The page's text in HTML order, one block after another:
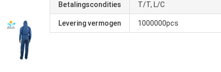
Betalingscondities T/T, L/C
Levering vermogen 1000000pcs